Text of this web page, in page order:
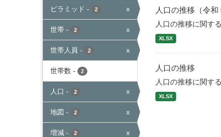
ピラミッド - 2 x
世帯 - 2 x
世帯人員 - 2 x
世帯数 - 2
人口 - 2 x
地図 - 2 x
増減 - 2 x
人口の推移（令和
人口の推移に関す
XLSX
人口の推移
人口の推移に関す
XLSX